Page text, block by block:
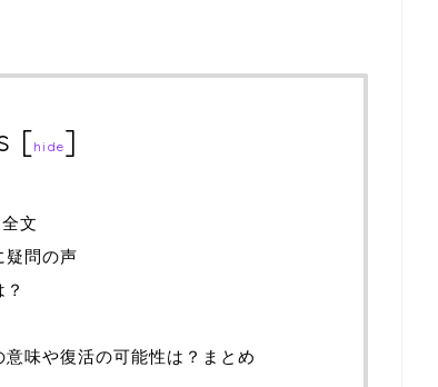
[hide]
文
疑問の声
味や復活の可能性は？まとめ